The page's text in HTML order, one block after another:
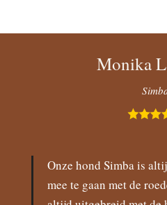
Monika
Onze hond Simba is
mee te gaan met de